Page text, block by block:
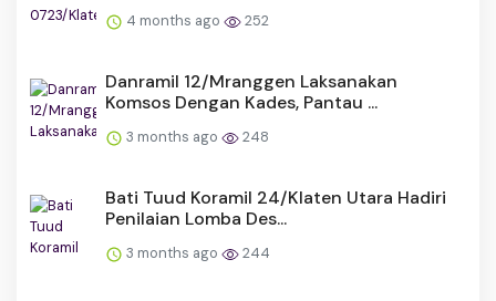
4 months ago 252
Danramil 12/Mranggen Laksanakan
Komsos Dengan Kades, Pantau ...
3 months ago 248
Bati Tuud Koramil 24/Klaten Utara Hadiri
Penilaian Lomba Des...
3 months ago 244